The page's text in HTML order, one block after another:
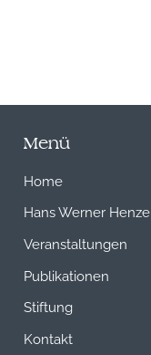
Menü
Home
Hans Werner Henze
Veranstaltungen
Publikationen
Stiftung
Kontakt